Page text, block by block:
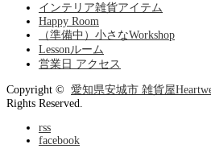
インテリア雑貨アイテム
Happy Room
（準備中）小さなWorkshop
Lessonルーム
営業日 アクセス
Copyright © 愛知県安城市 雑貨屋
Rights Reserved.
rss
facebook